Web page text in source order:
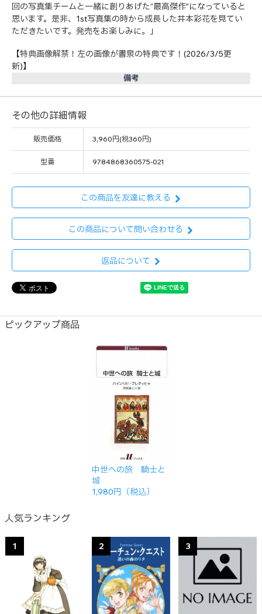
回の写真集チームと一緒に創りあげた“最高傑作”になっていると
思います。是非、1st写真集の時から成長した井本彩花を見てい
ただきたいです。発売をお楽しみに。」
【特典画像解禁！左の画像が書泉の特典です！(2026/3/5更
新)】
備考
その他の詳細情報
販売価格 3,960円(税360円)
型番 9784868360575-021
この商品を友達に教える
この商品について問い合わせる
返品について
ピックアップ商品
中世への旅 騎士と
城
1,980円（税込）
人気ランキング
1 2 3